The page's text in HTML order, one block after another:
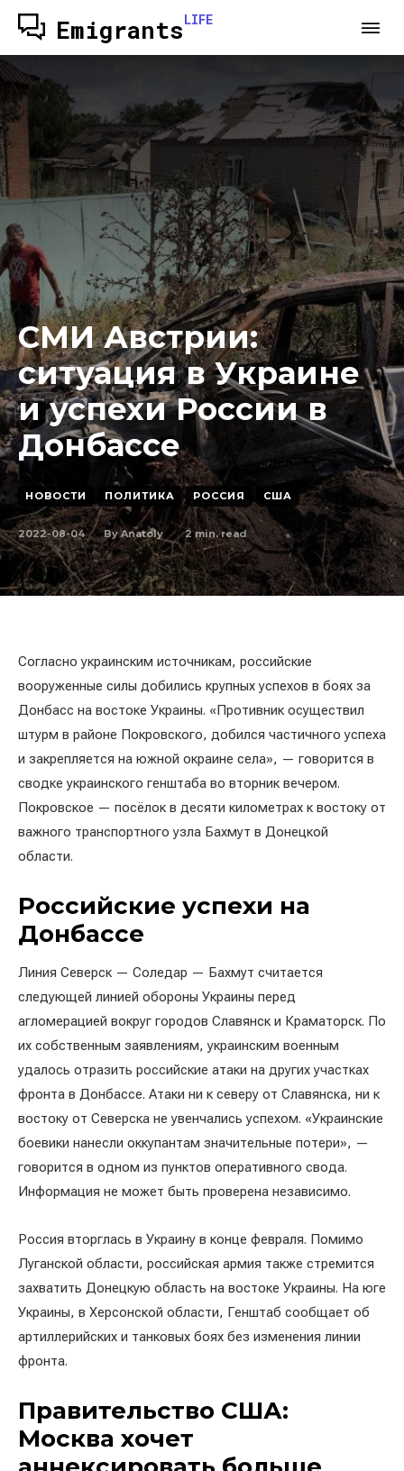
EmigrantsLIFE
СМИ Австрии:
ситуация в Украине
и успехи России в
Донбассе
НОВОСТИ ПОЛИТИКА РОССИЯ США
2022-08-04 By Anatoly 2min. read
Согласно украинским источникам, российские
вооруженные силы добились крупных успехов в боях за
Донбасс на востоке Украины. «Противник осуществил
штурм в районе Покровского, добился частичного успеха
и закрепляется на южной окраине села», — говорится в
сводке украинского генштаба во вторник вечером.
Покровское — посёлок в десяти километрах к востоку от
важного транспортного узла Бахмут в Донецкой
области.
Российские успехи на
Донбассе
Линия Северск — Соледар — Бахмут считается
следующей линией обороны Украины перед
агломерацией вокруг городов Славянск и Краматорск. По
их собственным заявлениям, украинским военным
удалось отразить российские атаки на других участках
фронта в Донбассе. Атаки ни к северу от Славянска, ни к
востоку от Северска не увенчались успехом. «Украинские
боевики нанесли оккупантам значительные потери», —
говорится в одном из пунктов оперативного свода.
Информация не может быть проверена независимо.
Россия вторглась в Украину в конце февраля. Помимо
Луганской области, российская армия также стремится
захватить Донецкую область на востоке Украины. На юге
Украины, в Херсонской области, Генштаб сообщает об
артиллерийских и танковых боях без изменения линии
фронта.
Правительство США:
Москва хочет